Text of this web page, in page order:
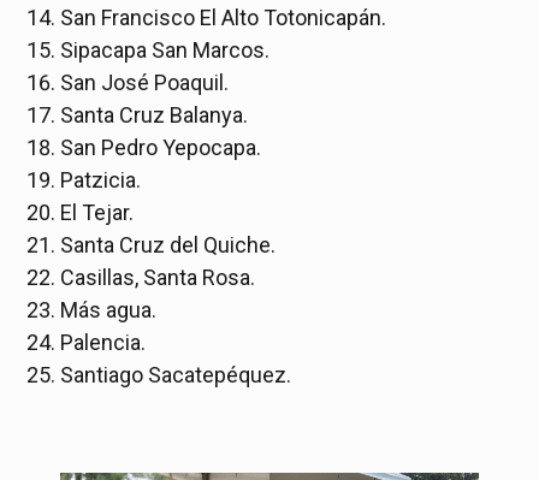
San Francisco El Alto Totonicapán.
Sipacapa San Marcos.
San José Poaquil.
Santa Cruz Balanya.
San Pedro Yepocapa.
Patzicia.
El Tejar.
Santa Cruz del Quiche.
Casillas, Santa Rosa.
Más agua.
Palencia.
Santiago Sacatepéquez.